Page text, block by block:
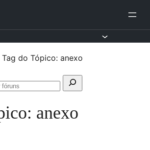
Tag do Tópico: anexo
Pesquisar
anexo